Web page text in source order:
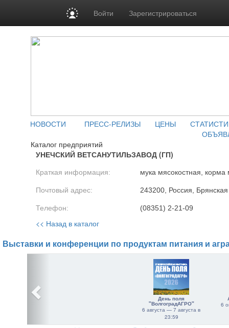
Войти Зарегистрироваться
НОВОСТИ ПРЕСС-РЕЛИЗЫ ЦЕНЫ
Каталог предприятий
УНЕЧСКИЙ ВЕТСАНУТИЛЬЗАВОД (ГП)
Краткая информация: мука мясокостная, корма
Почтовый адрес: 243200, Россия,
Телефон: (08351) 2-21-09
<< Назад в каталог
Выставки и конференции по продуктам питания и
День поля
"ВолгоградАГРО"
6 августа — 7 августа в
23:59
6